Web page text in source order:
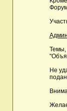
Темы,
Не